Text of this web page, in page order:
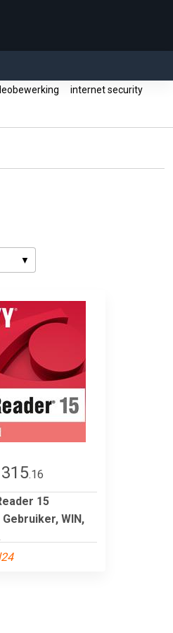
internet security
.16
15
WIN,